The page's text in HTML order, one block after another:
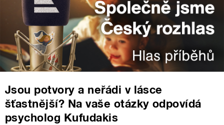
Jsou potvory a neřádi v lásce
šťastnější? Na vaše otázky odpovídá
psycholog Kufudakis